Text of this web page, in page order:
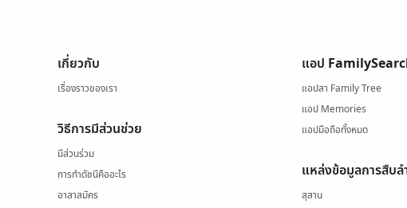
เกี่ยวกับ
เรื่องราวของเรา
วิธีการมีส่วนช่วย
มีส่วนร่วม
การทำดัชนีคืออะไร
อาสาสมัคร
แอป
แอปสา Family Tree
แอป Memories
แอปมือถือทั้งหมด
แหล่งข้อมูลการสืบล
สุสาน